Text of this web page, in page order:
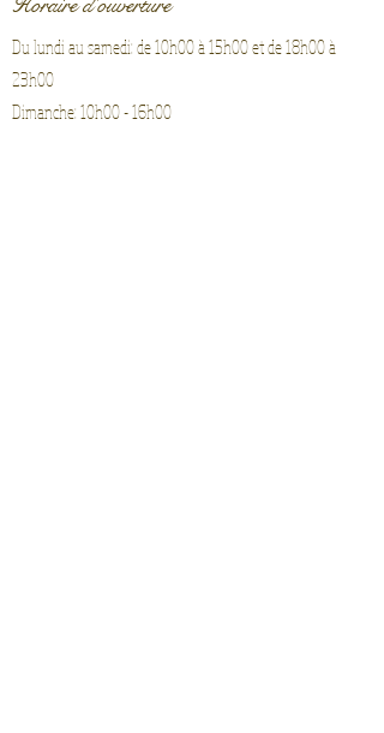
Du lundi au samedi: de 10h00 à 15h00 et de 18h00 à
23h00
Dimanche: 10h00 - 16h00